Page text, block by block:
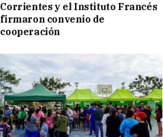
Corrientes y el Instituto Francés
firmaron convenio de
cooperación